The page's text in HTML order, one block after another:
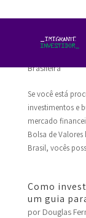
Caros
Brasileira
Se você está
investimentos e
mercado
Bolsa de
Brasil, vocês
Como
um guia
por Douglas